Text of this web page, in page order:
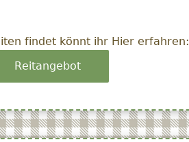
findet könnt ihr Hier erfahren:
Reitangebot